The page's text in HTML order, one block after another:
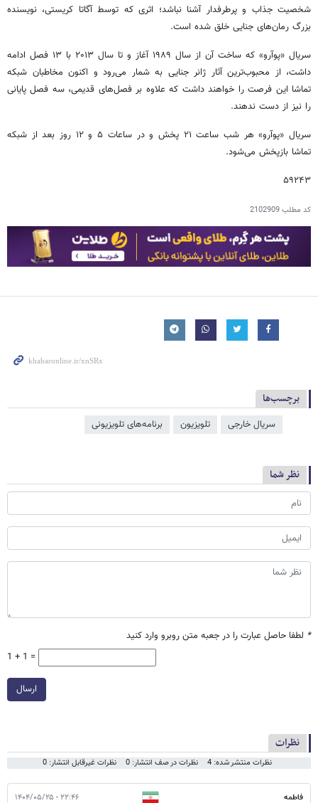
شخصیت جذاب و پرطرفدار آشنا نباشد؛ اثری که توسط آگاتا کریستی، نویسنده
بزرگ رمان‌های جنایی خلق شده است.
سریال «پوآرو» که ساخت آن از سال ۱۹۸۹ آغاز و تا سال ۲۰۱۳ با ۱۳ فصل ادامه
داشت، از محبوب‌ترین آثار ژانر جنایی به شمار می‌رود و اکنون مخاطبان شبکه
تماشا این فرصت را خواهند داشت که علاوه بر فصل‌های قدیمی، سه فصل پایانی
را نیز از دست ندهند.
سریال «پوآرو» هر شب ساعت ۲۱ پخش و در ساعات ۵ و ۱۲ روز بعد از شبکه
تماشا بازپخش می‌شود.
۵۹۲۴۳
کد مطلب2102909
برچسب‌ها
سریال خارجی تلویزیون برنامه‌های تلویزیونی
نظر شما
* لطفا حاصل عبارت را در جعبه متن روبرو وارد کنید
1 + 1 =
ارسال
نظرات
نظرات منتشر شده: 4 نظرات در صف انتشار: 0 نظرات غیرقابل انتشار: 0
فاطمه ۲۲:۴۶ - ۱۴۰۴/۰۵/۲۵